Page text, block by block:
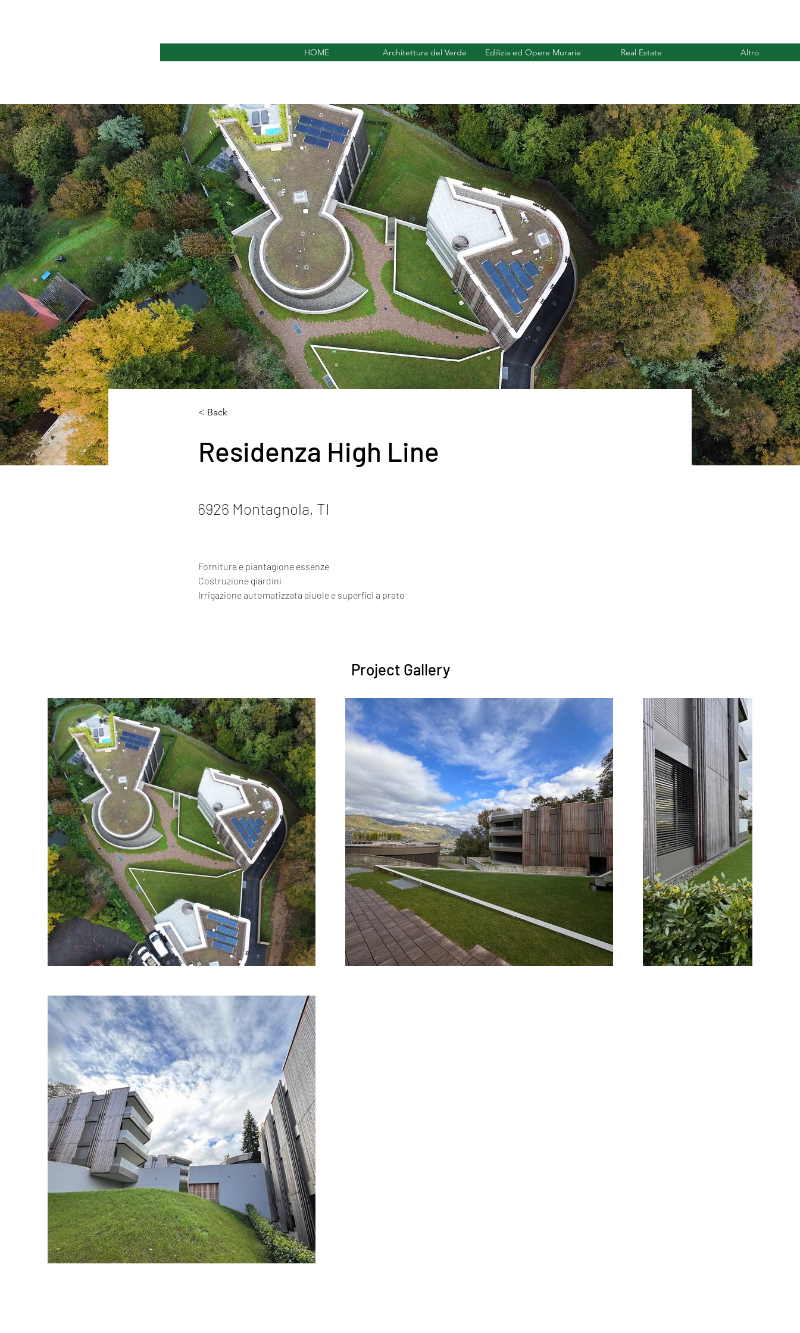
HOME Architettura del Verde Edilizia ed Opere Murarie Real Estate Altro
< Back
Residenza High Line
6926 Montagnola, TI
Fornitura e piantagione essenze
Costruzione giardini
Irrigazione automatizzata aiuole e superfici a prato
Project Gallery